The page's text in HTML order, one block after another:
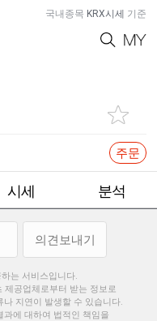
국내종목 KRX시세 기준
주문
시세 분석
의견보내기
는 서비스입니다.
제공업체로부터 받는 정보로
지연이 발생할 수 있습니다.
에 대하여 법적인 책임을